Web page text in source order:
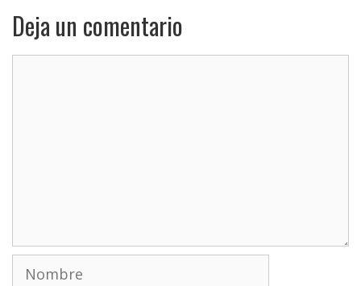
Deja un comentario
Nombre